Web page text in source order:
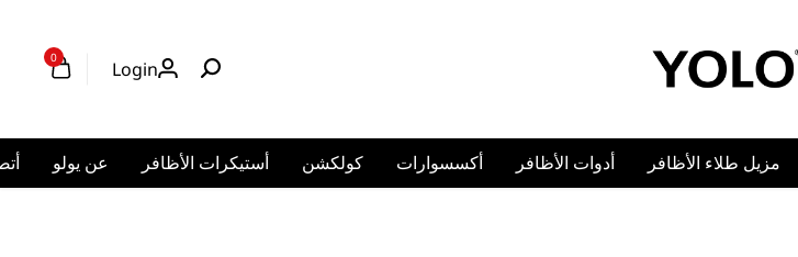
Login
0
مزيل طلاء الأظافر أدوات الأظافر أكسسوارات كولكشن أستيكرات الأظافر عن يولو